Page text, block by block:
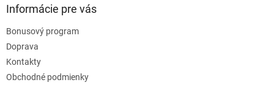
Informácie pre vás
Bonusový program
Doprava
Kontakty
Obchodné podmienky